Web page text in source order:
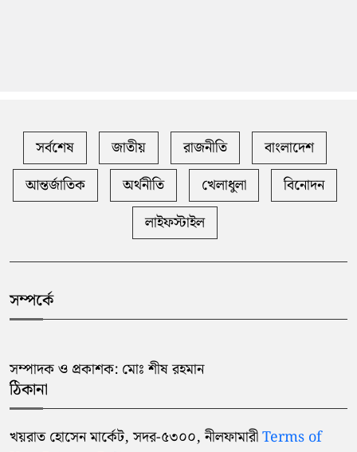
সর্বশেষ জাতীয় রাজনীতি
বাংলাদেশ
আন্তর্জাতিক
অর্থনীতি খেলাধুলা
বিনোদন
লাইফস্টাইল
সম্পর্কে
সম্পাদক ও প্রকাশক: মোঃ শীষ রহমান
ঠিকানা
খয়রাত হোসেন মার্কেট, সদর-৫৩০০, নীলফামারীTerms of